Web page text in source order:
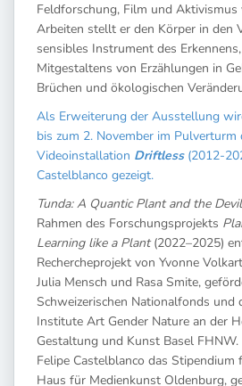
Feldforschung, Film und Aktivismus
Arbeiten stellt er den Körper in den
sensibles Instrument des
Mitgestaltens von Erzählungen in
Brüchen und ökologischen
Als Erweiterung der Ausstellung
bis zum 2. November im Pulverturm
Videoinstallation Driftless(2012-
Castelblanco gezeigt.
Tunda: A Quantic Plant and the
Rahmen des Forschungsprojekts
Learning like a Plant(2022–2025)
Rechercheprojekt von Yvonne
Julia Mensch und Rasa Smite,
Schweizerischen Nationalfonds und
Institute Art Gender Nature an der
Gestaltung und Kunst Basel
Felipe Castelblanco das Stipendium
Haus für Medienkunst Oldenburg,